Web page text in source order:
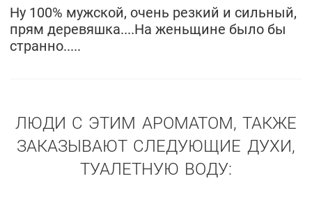
Ну 100% мужской, очень резкий и сильный,
прям деревяшка....На женьщине было бы
странно.....
ЛЮДИ С ЭТИМ АРОМАТОМ, ТАКЖЕ
ЗАКАЗЫВАЮТ СЛЕДУЮЩИЕ ДУХИ,
ТУАЛЕТНУЮ ВОДУ: